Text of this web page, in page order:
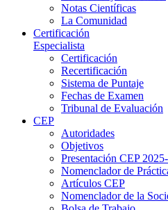
Notas Científicas
La Comunidad
Certificación
Especialista
Certificación
Recertificación
Sistema de Puntaje
Fechas de Examen
Tribunal de Evaluación
CEP
Autoridades
Objetivos
Presentación CEP
Nomenclador de
Artículos CEP
Nomenclador de la